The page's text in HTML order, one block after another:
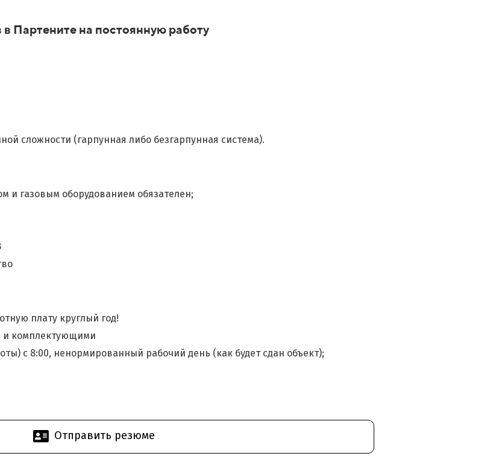
Партените на постоянную работу
сложности (гарпунная либо безгарпунная система).
и газовым оборудованием обязателен;
плату круглый год!
и комплектующими
с 8:00, ненормированный рабочий день (как будет сдан объект);
Отправить резюме